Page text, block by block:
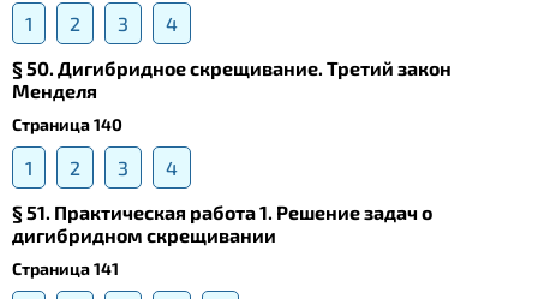
1 2 3
4
§ 50. Дигибридное скрещивание. Третий закон
Менделя
Страница 140
1 2 3
4
§ 51. Практическая работа 1. Решение задач о
дигибридном скрещивании
Страница 141